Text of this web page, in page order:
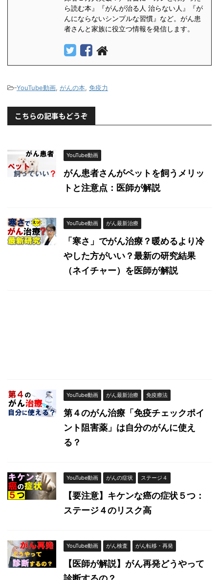
ら読む本』『がんが治る人 治らない人』『が
んにならないシンプルな習慣』など。がん患
者さんと家族に役立つ情報を発信します。
-YouTube動画, がんの本, 免疫力
こちらの記事もどうぞ
YouTube動画
がん患者さんがペットを飼うメリッ
トと注意点：医師が解説
YouTube動画 がん最新治療
「寒さ」でがん治療？暖めるより冷
やした方がいい？最新の研究結果
（ネイチャー）を医師が解説
YouTube動画 がん最新治療 免疫療法
第４のがん治療「免疫チェックポイ
ント阻害薬」は自分のがんに使え
る？
YouTube動画 がんの症状 ステージ４
【要注意】キケンな癌の症状５つ：
ステージ４のリスク高
YouTube動画 がん検査 がん転移・再発
【医師が解説】がん再発どうやって